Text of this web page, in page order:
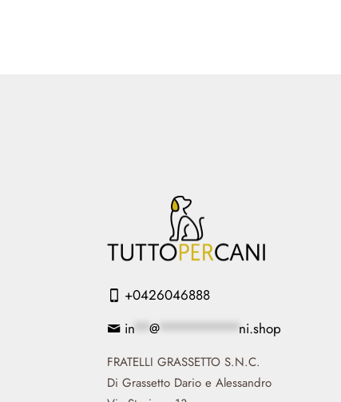
+0426046888
in ** @ ********** ni.shop
FRATELLI GRASSETTO S.N.C.
Di Grassetto Dario e Alessandro